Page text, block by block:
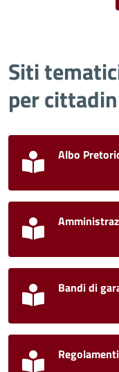
Siti
per
Albo
Bandi di
Regolamenti